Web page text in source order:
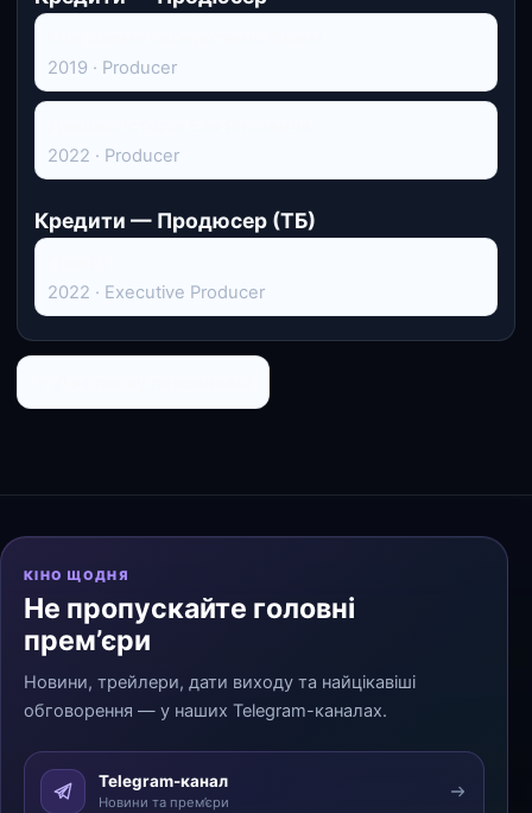
2019 · Producer
2022 · Producer
Кредити — Продюсер (ТБ)
2022 · Executive Producer
КІНО ЩОДНЯ
Не пропускайте головні
прем’єри
Новини, трейлери, дати виходу та найцікавіші
обговорення — у наших Telegram-каналах.
Telegram-канал
Новини та прем’єри